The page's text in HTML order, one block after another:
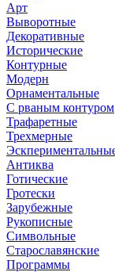
Арт
Выворотные
Декоративные
Исторические
Контурные
Модерн
Орнаментальные
С рваным контуром
Трафаретные
Трехмерные
Антиква
Готические
Гротески
Зарубежные
Рукописные
Символьные
Старославянские
Программы